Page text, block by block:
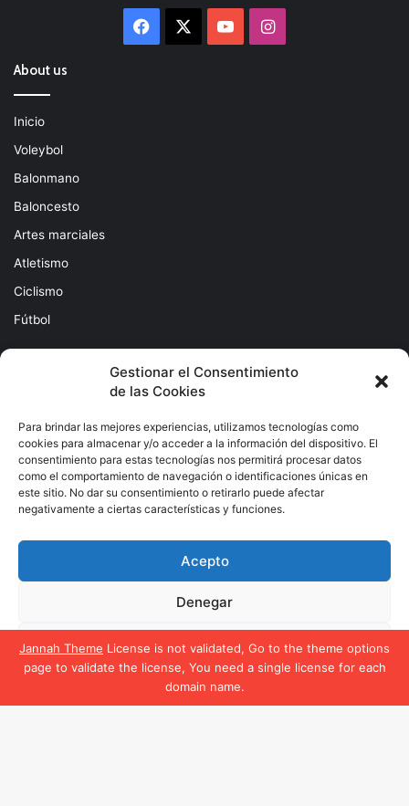
Gestionar el Consentimiento
de las Cookies
Para brindar las mejores experiencias, utilizamos tecnologías como
cookies para almacenar y/o acceder a la información del dispositivo. El
consentimiento para estas tecnologías nos permitirá procesar datos
como el comportamiento de navegación o identificaciones únicas en
este sitio. No dar su consentimiento o retirarlo puede afectar
negativamente a ciertas características y funciones.
Acepto
Denegar
Ver preferencias
Política de cookiesPolítica de privacidad
Jannah Theme License is not validated, Go to the theme options
page to validate the license, You need a single license for each
domain name.
Facebook YouTubeInstagram
About us
Inicio
Voleybol
Balonmano
Baloncesto
Artes marciales
Atletismo
Ciclismo
Fútbol
Subscribete
correo
El Deporte Femenino
Política de privacidad
Política de cookies
Facebook X WhatsApp Telegram